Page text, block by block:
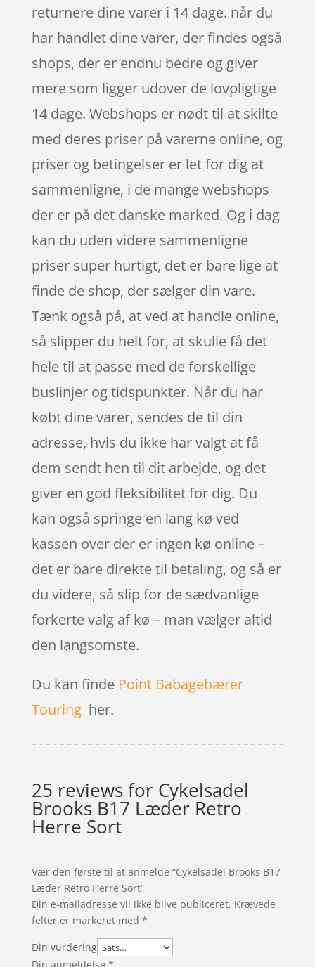
returnere dine varer i 14 dage. når du
har handlet dine varer, der findes også
shops, der er endnu bedre og giver
mere som ligger udover de lovpligtige
14 dage. Webshops er nødt til at skilte
med deres priser på varerne online, og
priser og betingelser er let for dig at
sammenligne, i de mange webshops
der er på det danske marked. Og i dag
kan du uden videre sammenligne
priser super hurtigt, det er bare lige at
finde de shop, der sælger din vare.
Tænk også på, at ved at handle online,
så slipper du helt for, at skulle få det
hele til at passe med de forskellige
buslinjer og tidspunkter. Når du har
købt dine varer, sendes de til din
adresse, hvis du ikke har valgt at få
dem sendt hen til dit arbejde, og det
giver en god fleksibilitet for dig. Du
kan også springe en lang kø ved
kassen over der er ingen kø online –
det er bare direkte til betaling, og så er
du videre, så slip for de sædvanlige
forkerte valg af kø – man vælger altid
den langsomste.
Du kan finde Point Babagebærer
Touringher.
25 reviews for Cykelsadel
Brooks B17 Læder Retro
Herre Sort
Vær den første til at anmelde “Cykelsadel Brooks B17
Læder Retro Herre Sort”
Din e-mailadresse vil ikke blive publiceret. Krævede
felter er markeret med *
Din vurdering
Din anmeldelse *